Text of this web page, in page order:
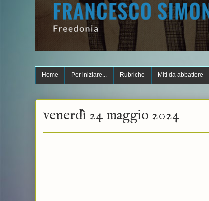
Home Per iniziare... Rubriche Miti da abbattere
venerdì 24 maggio 2024